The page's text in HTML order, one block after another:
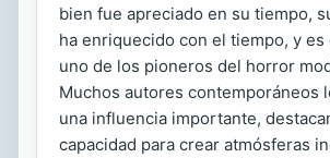
bien fue apreciado en su tiempo,
ha enriquecido con el tiempo, y es
uno de los pioneros del horror
Muchos autores contemporáneos
una influencia importante,
capacidad para crear atmósferas